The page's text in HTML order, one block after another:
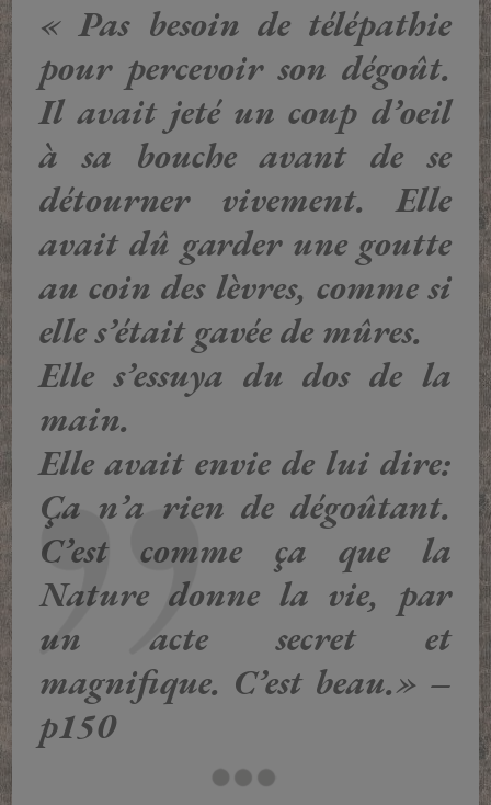
« Pas besoin de télépathie
pour percevoir son dégoût.
Il avait jeté un coup d’oeil
à sa bouche avant de se
détourner vivement. Elle
avait dû garder une goutte
au coin des lèvres, comme si
elle s’était gavée de mûres.
Elle s’essuya du dos de la
main.
Elle avait envie de lui dire:
Ça n’a rien de dégoûtant.
C’est comme ça que la
Nature donne la vie, par
un acte secret et
magnifique. C’est beau.» –
p150